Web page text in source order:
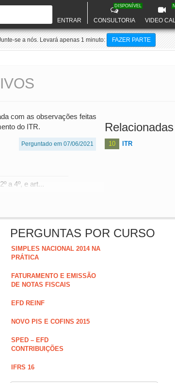
ENTRAR CONSULTORIA
DISPONÍVEL
VIDEO
se a nós. Levará apenas 1 minuto: FAZER PARTE
com as observações feitas
do ITR.
Perguntado em 07/06/2021
a 4º, e art...
Relacionadas
10 ITR
PERGUNTAS POR CURSO
SIMPLES NACIONAL 2014 NA
PRÁTICA
FATURAMENTO E EMISSÃO
DE NOTAS FISCAIS
EFD REINF
NOVO PIS E COFINS 2015
SPED – EFD
CONTRIBUIÇÕES
IFRS 16